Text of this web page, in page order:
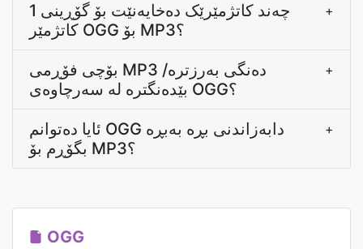
چەند کاتژمێرێک دەخایەنێت بۆ گۆڕینی 1
کاتژمێر OGG بۆ MP3؟
+
بۆچی فۆڕمی MP3 دەنگی بەرزترە/
بێدەنگترە لە سەرچاوەی OGG؟
+
ئایا دەتوانم OGG دابەزاندنی بڕە بەبڕە
بگۆڕم بۆ MP3؟
+
OGG